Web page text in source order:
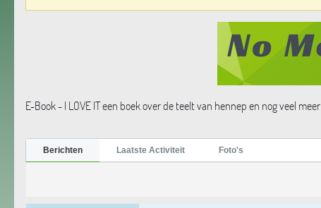
E-Book - I LOVE IT een boek over de teelt van hennep en nog veel meer
Berichten Laatste Activiteit Foto's